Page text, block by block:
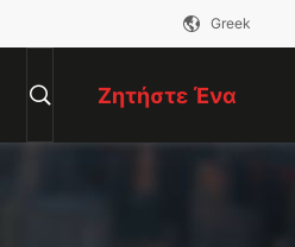
Greek
Ζητήστε Ένα